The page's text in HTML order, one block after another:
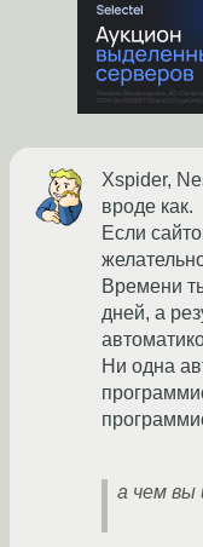
Xspider,
вроде как.
Если
Времени
дней, а
Ни одна
а чем вы